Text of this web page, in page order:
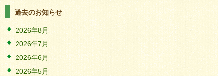
過去のお知らせ
2026年8月
2026年7月
2026年6月
2026年5月